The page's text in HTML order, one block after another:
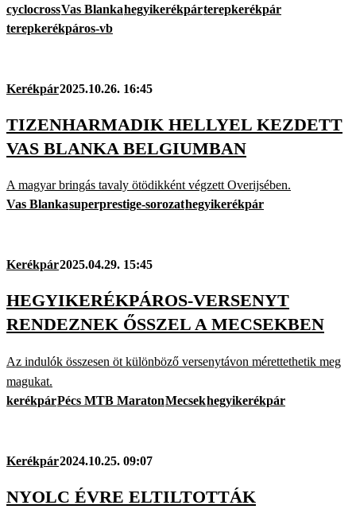
cyclocrossVas Blankahegyikerékpárterepkerékpár
terepkerékpáros-vb
Kerékpár2025.10.26. 16:45
TIZENHARMADIK HELLYEL KEZDETT
VAS BLANKA BELGIUMBAN
A magyar bringás tavaly ötödikként végzett Overijsében.
Vas Blankasuperprestige-sorozathegyikerékpár
Kerékpár2025.04.29. 15:45
HEGYIKERÉKPÁROS-VERSENYT
RENDEZNEK ŐSSZEL A MECSEKBEN
Az indulók összesen öt különböző versenytávon mérettethetik meg
magukat.
kerékpárPécs MTB MaratonMecsekhegyikerékpár
Kerékpár2024.10.25. 09:07
NYOLC ÉVRE ELTILTOTTÁK